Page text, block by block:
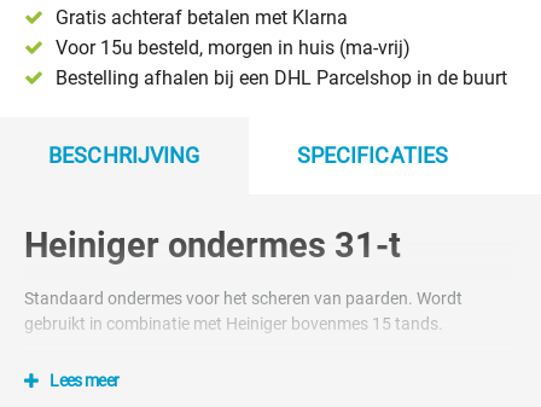
Gratis achteraf betalen met Klarna
Voor 15u besteld, morgen in huis (ma-vrij)
Bestelling afhalen bij een DHL Parcelshop in de buurt
BESCHRIJVING SPECIFICATIES
Heiniger ondermes 31-t
Standaard ondermes voor het scheren van paarden. Wordt
gebruikt in combinatie met Heiniger bovenmes 15 tands.
Lees meer